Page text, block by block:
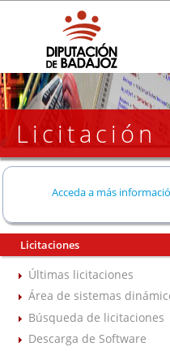
Licitación
Acceda a más
Licitaciones
Últimas licitaciones
Área de sistemas
Búsqueda de licitaciones
Descarga de Software